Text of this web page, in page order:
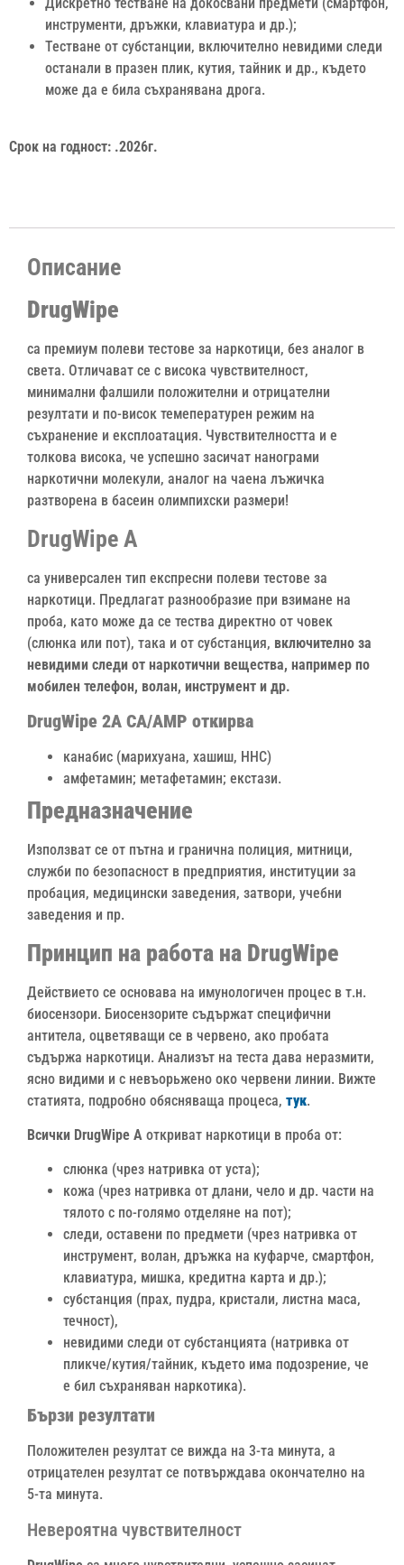
инструменти, дръжки, клавиатура и др.);
Тестване от субстанции, включително невидими следи
останали в празен плик, кутия, тайник и др., където
може да е била съхранявана дрога.
Срок на годност: .2026г.
Описание
DrugWipe
са премиум полеви тестове за наркотици, без аналог в
света. Отличават се с висока чувствителност,
минимални фалшили положителни и отрицателни
резултати и по-висок темепературен режим на
съхранение и експлоатация. Чувствителността и е
толкова висока, че успешно засичат нанограми
наркотични молекули, аналог на чаена лъжичка
разтворена в басеин олимпихски размери!
DrugWipe А
са универсален тип експресни полеви тестове за
наркотици. Предлагат разнообразие при взимане на
проба, като може да се тества директно от човек
(слюнка или пот), така и от субстанция, включително за
невидими следи от наркотични вещества, например по
мобилен телефон, волан, инструмент и др.
DrugWipe 2A CA/AMP откирва
канабис (марихуана, хашиш, HHC)
амфетамин; метафетамин; екстази.
Предназначение
Използват се от пътна и гранична полиция, митници,
служби по безопасност в предприятия, институции за
пробация, медицински заведения, затвори, учебни
заведения и пр.
Принцип на работа на DrugWipe
Действието се основава на имунологичен процес в т.н.
биосензори. Биосензорите съдържат специфични
антитела, оцветяващи се в червено, ако пробата
съдържа наркотици. Анализът на теста дава неразмити,
ясно видими и с невъорьжено око червени линии. Вижте
статията, подробно обясняваща процеса, тук.
Всички DrugWipe А откриват наркотици в проба от:
слюнка (чрез натривка от уста);
кожа (чрез натривка от длани, чело и др. части на
тялото с по-голямо отделяне на пот);
следи, оставени по предмети (чрез натривка от
инструмент, волан, дръжка на куфарче, смартфон,
клавиатура, мишка, кредитна карта и др.);
субстанция (прах, пудра, кристали, листна маса,
течност),
невидими следи от субстанцията (натривка от
пликче/кутия/тайник, където има подозрение, че
е бил съхраняван наркотика).
Бързи резултати
Положителен резултат се вижда на 3-та минута, а
отрицателен резултат се потвърждава окончателно на
5-та минута.
Невероятна чувствителност